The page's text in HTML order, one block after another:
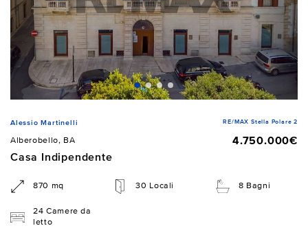
Alessio Martinelli RE/MAX Stella Polare 2
Alberobello, BA
4.750.000€
Casa Indipendente
870 mq 30 Locali 8 Bagni
24 Camere da
letto